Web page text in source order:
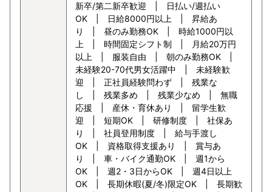
新卒/第二新卒歓迎 | 日払い/週払い
OK | 日給8000円以上 | 昇給あ
り | 昼のみ勤務OK | 時給1000円以
上 | 時間固定シフト制 | 月給20万円
以上 | 服装自由 | 朝のみ勤務OK |
未経験20-70代男女活躍中 | 未経験歓
迎 | 正社員経験問わず | 残業な
し | 残業多め | 残業少なめ | 無職
応援 | 産休・育休あり | 留学生歓
迎 | 短期OK | 研修制度 | 社保あ
り | 社員登用制度 | 給与手渡し
OK | 資格取得支援あり | 賞与あ
り | 車・バイク通勤OK | 週1から
OK | 週2・3日からOK | 週4日以上
OK | 長期休暇(夏/冬)限定OK | 長期歓